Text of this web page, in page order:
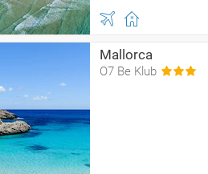
Mallorca
O7 Be Klub